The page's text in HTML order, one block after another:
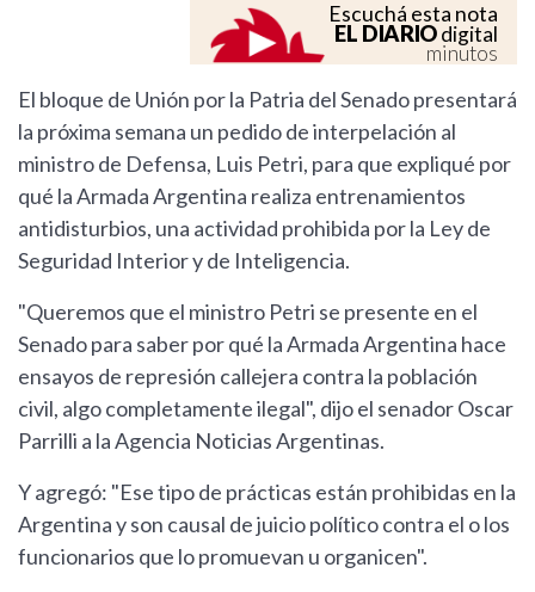
Escuchá esta nota
EL DIARIOdigital
minutos
El bloque de Unión por la Patria del Senado presentará
la próxima semana un pedido de interpelación al
ministro de Defensa, Luis Petri, para que expliqué por
qué la Armada Argentina realiza entrenamientos
antidisturbios, una actividad prohibida por la Ley de
Seguridad Interior y de Inteligencia.
"Queremos que el ministro Petri se presente en el
Senado para saber por qué la Armada Argentina hace
ensayos de represión callejera contra la población
civil, algo completamente ilegal", dijo el senador Oscar
Parrilli a la Agencia Noticias Argentinas.
Y agregó: "Ese tipo de prácticas están prohibidas en la
Argentina y son causal de juicio político contra el o los
funcionarios que lo promuevan u organicen".